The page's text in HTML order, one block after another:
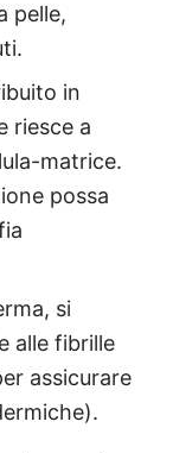
pelle,
in
riesce a
matrice.
possa
si
alle fibrille
assicurare